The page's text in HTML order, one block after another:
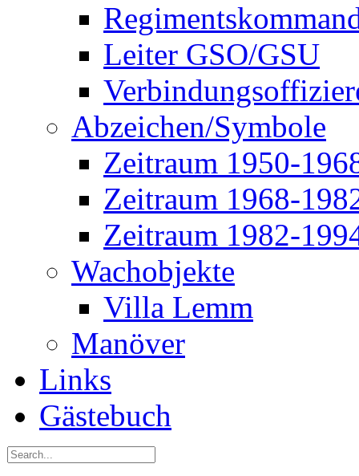
Leiter GSO/GSU
Abzeichen/Symbole
Zeitraum 1950-
Zeitraum 1968-
Zeitraum 1982-
Wachobjekte
Villa Lemm
Manöver
Links
Gästebuch